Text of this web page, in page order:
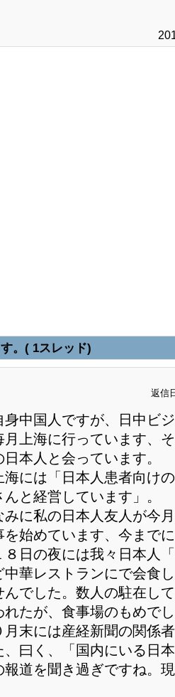
。( 1スレッド)
返信
国人ですが、日中ビジ
月上海に行っています、
日本人と会っています。
は「日本人患者向けの
んと経営しています」。
私の日本人友人が今月
を始めています、今まで
８日の夜には我々日本人
中華レストランにで会食
んでした。数人の駐在し
れたが、食事場のもめで
には産経新聞の関係者
、曰く、「国内にいる日
報道を聞き過ぎですね。